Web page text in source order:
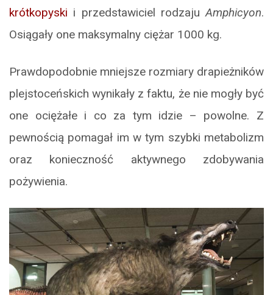
krótkopyski i przedstawiciel rodzajuAmphicyon.
Osiągały one maksymalny ciężar 1000 kg.
Prawdopodobnie mniejsze rozmiary drapieżników
plejstoceńskich wynikały z faktu, że nie mogły być
one ociężałe i co za tym idzie – powolne. Z
pewnością pomagał im w tym szybki metabolizm
oraz konieczność aktywnego zdobywania
pożywienia.